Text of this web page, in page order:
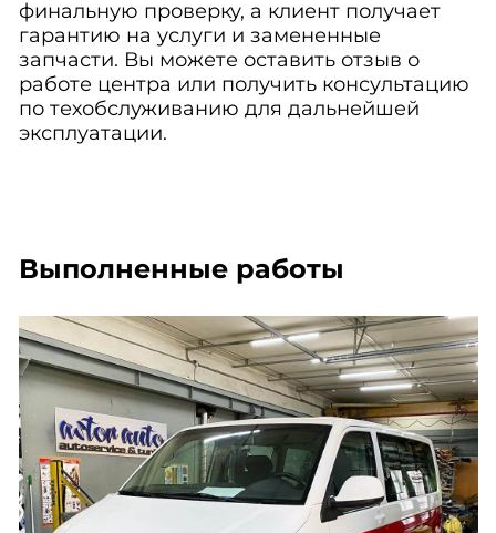
финальную проверку, а клиент получает
гарантию на услуги и замененные
запчасти. Вы можете оставить отзыв о
работе центра или получить консультацию
по техобслуживанию для дальнейшей
эксплуатации.
Выполненные работы